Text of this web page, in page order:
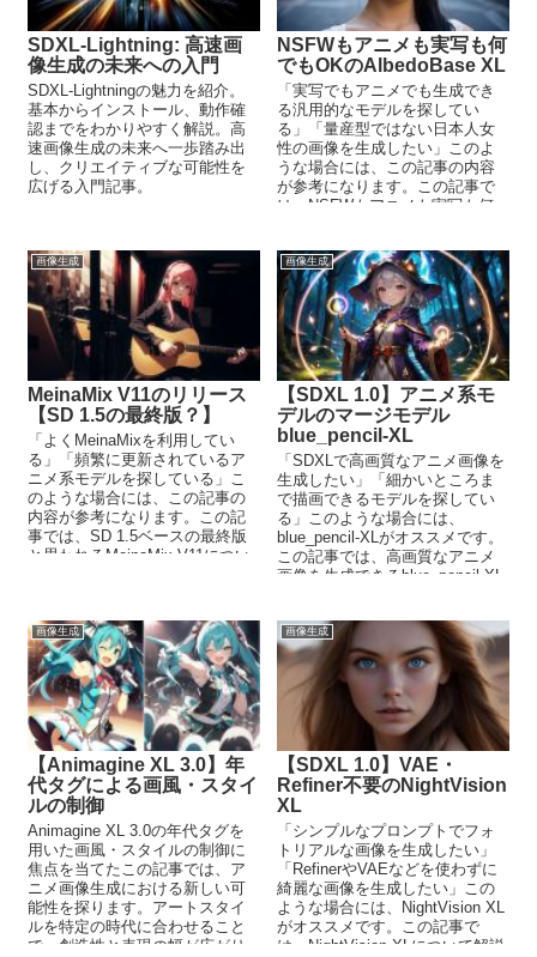
SDXL-Lightning: 高速画
像生成の未来への入門
SDXL-Lightningの魅力を紹介。
基本からインストール、動作確
認までをわかりやすく解説。高
速画像生成の未来へ一歩踏み出
し、クリエイティブな可能性を
広げる入門記事。
NSFWもアニメも実写も何
でもOKのAlbedoBase XL
「実写でもアニメでも生成でき
る汎用的なモデルを探してい
る」「量産型ではない日本人女
性の画像を生成したい」このよ
うな場合には、この記事の内容
が参考になります。この記事で
は、NSFWもアニメも実写も何
画像生成
MeinaMix V11のリリース
【SD 1.5の最終版？】
「よくMeinaMixを利用してい
る」「頻繁に更新されているア
ニメ系モデルを探している」こ
のような場合には、この記事の
内容が参考になります。この記
事では、SD 1.5ベースの最終版
と思われるMeinaMix V11につい
画像生成
【SDXL 1.0】アニメ系モ
デルのマージモデル
blue_pencil-XL
「SDXLで高画質なアニメ画像を
生成したい」「細かいところま
で描画できるモデルを探してい
る」このような場合には、
blue_pencil-XLがオススメです。
この記事では、高画質なアニメ
画像を生成できるblue_pencil-XL
画像生成
【Animagine XL 3.0】年
代タグによる画風・スタイ
ルの制御
Animagine XL 3.0の年代タグを
用いた画風・スタイルの制御に
焦点を当てたこの記事では、ア
ニメ画像生成における新しい可
能性を探ります。アートスタイ
ルを特定の時代に合わせること
で、創造性と表現の幅が広がり
画像生成
【SDXL 1.0】VAE・
Refiner不要のNightVision
XL
「シンプルなプロンプトでフォ
トリアルな画像を生成したい」
「RefinerやVAEなどを使わずに
綺麗な画像を生成したい」この
ような場合には、NightVision XL
がオススメです。この記事で
は、NightVision XLについて解説